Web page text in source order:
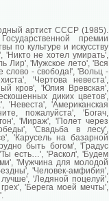
артист СССР (1985).
премии
по культуре и искусству
не хотел умирать',
Лир', 'Мужское лето', 'Вся
слово - свобода!', 'Вольц -
'Чертова невеста',
кров', 'Юлия Вревская',
диких цветов',
'Американская
пожалуйста', 'Богач,
'Мираж', 'Полет через
'Свадьба в лесу',
'Карусель на базарной
быть богом', 'Градус
есть…', 'Раскол', 'Будем
'Мужчина для молодой
'Человек-амфибия',
'Ледяной поцелуй',
'Берега моей мечты',